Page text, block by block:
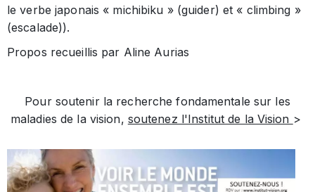
le verbe japonais « michibiku » (guider) et « climbing »
(escalade)).
Propos recueillis par Aline Aurias
Pour soutenir la recherche fondamentale sur les
maladies de la vision, soutenez l'Institut de la Vision >